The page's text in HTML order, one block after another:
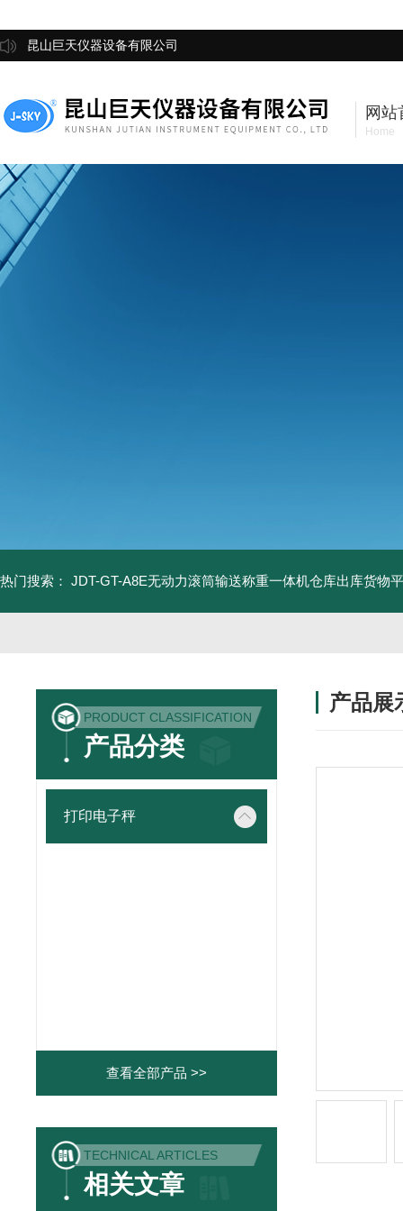
昆山巨天仪器设备有限公司
网站
Home
热门搜索： JDT-GT-A8E无动力滚筒输送称重一体机仓库出库货物
PRODUCT CLASSIFICATION
产品分类
打印电子秤
查看全部产品 >>
TECHNICAL ARTICLES
相关文章
产品展